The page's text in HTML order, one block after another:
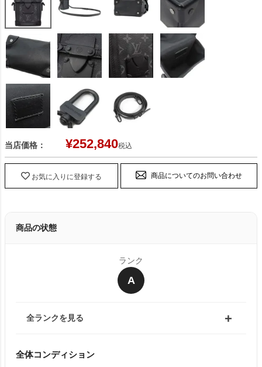
当店価格： ¥252,840税込
お気に入りに登録する 商品についてのお問い合わせ
商品の状態
ランク
A
全ランクを見る
全体コンディション